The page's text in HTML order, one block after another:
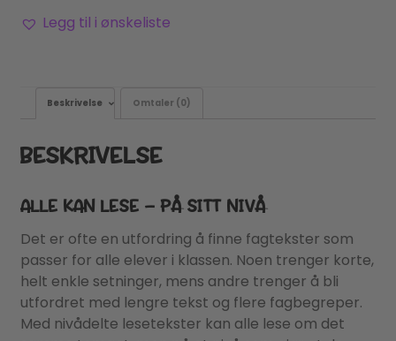
Legg til i ønskeliste
Beskrivelse Omtaler (0)
BESKRIVELSE
ALLE KAN LESE – PÅ SITT NIVÅ
Det er ofte en utfordring å finne fagtekster som
passer for alle elever i klassen. Noen trenger korte,
helt enkle setninger, mens andre trenger å bli
utfordret med lengre tekst og flere fagbegreper.
Med nivådelte lesetekster kan alle lese om det